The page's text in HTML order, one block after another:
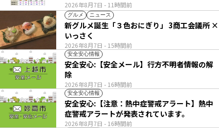
2026年8月7日 - 11時間前
グルメ ニュース
2026年8月7日 - 15時間前
新グルメ誕生「３色おにぎり」 3商工会議所 ×
いっさく
安全安心情報
2026年8月7日 - 16時間前
安全安心:【安全メール】行方不明者情報の解
除
安全安心情報
2026年8月7日 - 16時間前
安全安心:【注意：熱中症警戒アラート】熱中
症警戒アラートが発表されています。